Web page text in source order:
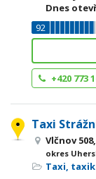
Dnes
92
+420 773
Taxi
Vlčnov
okres
Taxi,